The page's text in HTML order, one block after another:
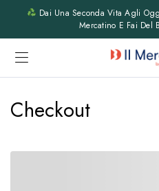
Dai Una Seconda Vita Agli
Mercatino E Fai Del
Checkout